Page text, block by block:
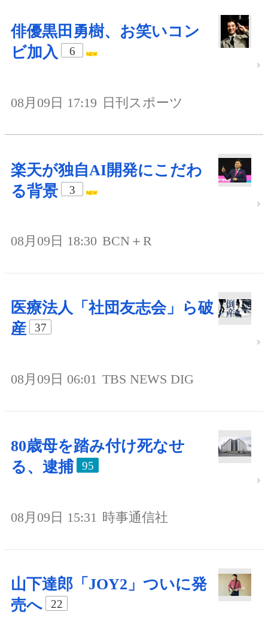
俳優黒田勇樹、お笑いコン
ビ加入
6
08月09日 17:19 日刊スポーツ
楽天が独自AI開発にこだわ
る背景
3
08月09日 18:30 BCN＋R
医療法人「社団友志会」ら破
産
37
08月09日 06:01 TBS NEWS DIG
80歳母を踏み付け死なせ
る、逮捕
95
08月09日 15:31 時事通信社
山下達郎「JOY2」ついに発
売へ
22